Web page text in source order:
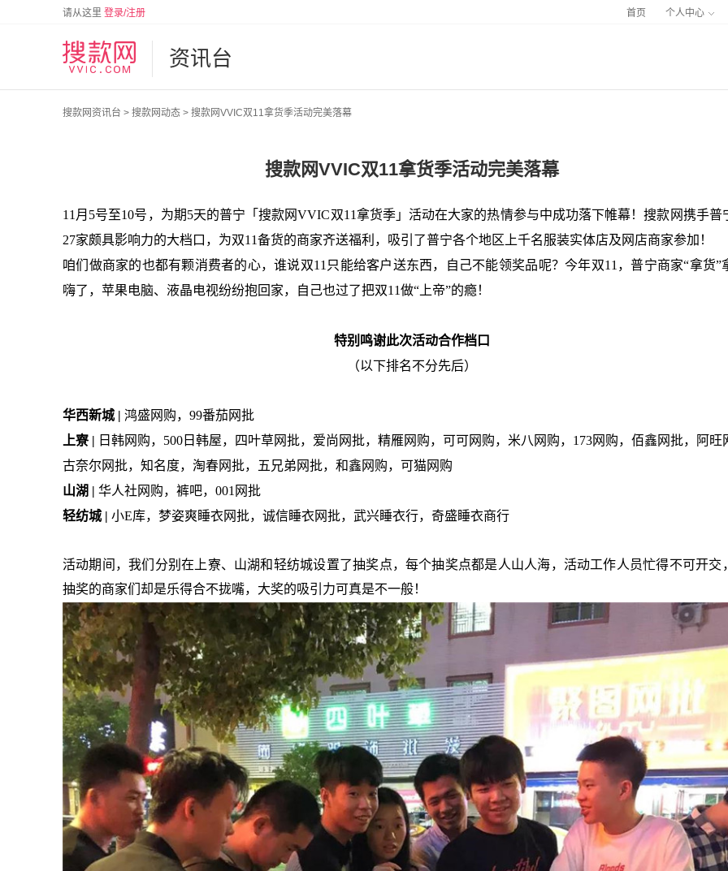
请从这里 登录/注册 首页 个人中心
资讯台
搜款网资讯台 > 搜款网动态 > 搜款网VVIC双11拿货季活动完美落幕
搜款网VVIC双11拿货季活动完美落幕
11月5号至10号， 为期5天的普宁「搜款网VVIC双11拿货季」活动在大家的热情参与中成功落下帷幕！搜款网携手普
27家颇具影响力的大档口，为双11备货的商家齐送福利，吸引了普宁各个地区上千名服装实体店及网店商家参加！
咱们做商家的也都有颗消费者的心，谁说双11只能给客户送东西，自己不能领奖品呢？今年双11，普宁商家“拿货”
嗨了，苹果电脑、液晶电视纷纷抱回家，自己也过了把双11做“ 上帝”的瘾！
特别鸣谢此次活动合作档口
（以下排名不分先后）
华西新城 | 鸿盛网购， 99番茄网批
上寮 | 日韩网购， 500日韩屋， 四叶草网批， 爱尚网批， 精雁网购， 可可网购， 米八网购， 173网购， 佰鑫网批，
阿旺
古奈尔网批， 知名度， 淘春网批， 五兄弟网批， 和鑫网购， 可猫网购
山湖 | 华人社网购， 裤吧， 001网批
轻纺城 | 小E库， 梦姿爽睡衣网批， 诚信睡衣网批， 武兴睡衣行， 奇盛睡衣商行
活动期间，我们分别在上寮、山湖和轻纺城设置了抽奖点，每个抽奖点都是人山人海，活动工作人员忙得不可开交
抽奖的商家们却是乐得合不拢嘴，大奖的吸引力可真是不一般！